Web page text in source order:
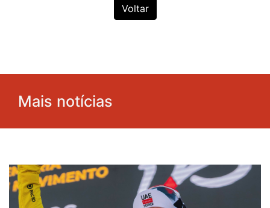
Voltar
Mais notícias